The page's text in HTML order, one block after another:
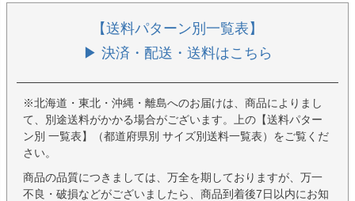
【送料パターン別一覧表】
▶ 決済・配送・送料はこちら
※北海道・東北・沖縄・離島へのお届けは、商品によりまし
て、別途送料がかかる場合がございます。上の【送料パター
ン別 一覧表】（都道府県別 サイズ別送料一覧表）をご覧くだ
さい。
商品の品質につきましては、万全を期しておりますが、万一
不良・破損などがございましたら、商品到着後7日以内にお知